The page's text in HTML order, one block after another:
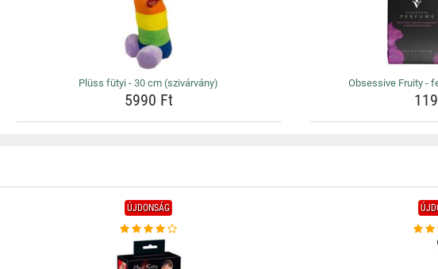
Plüss fütyi - 30 cm (szivárvány)
5990 Ft
Obsessive Fruity -
ÚJDONSÁG